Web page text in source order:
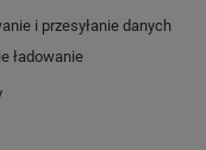
się.
Funkcjonalne
i przesyłanie danych
ładowanie